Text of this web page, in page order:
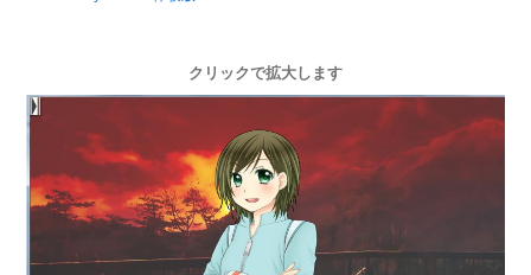
クリックで拡大します